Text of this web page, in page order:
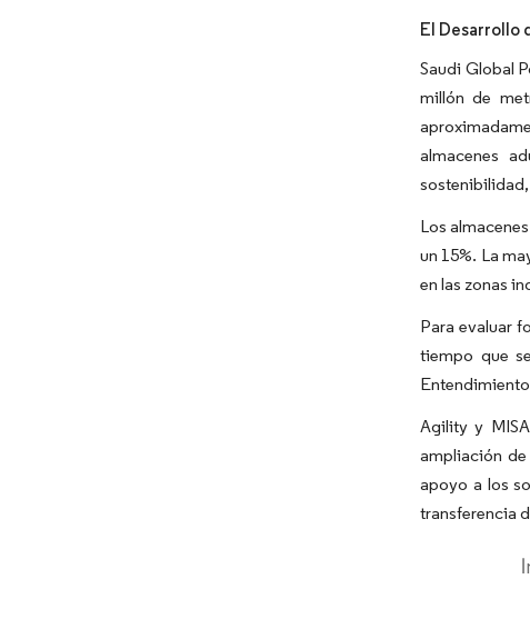
El Desarrollo
Saudi Global
millón de
almacenes
Los
un 15%. La
en las zonas
Para evaluar
tiempo que
Agility y
ampliación
apoyo a los
transferencia